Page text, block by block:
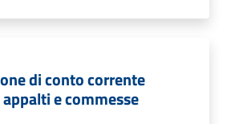
di conto corrente
e commesse